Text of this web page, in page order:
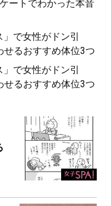
ートでわかった本音
で女性がドン引
せるおすすめ体位3つ
で女性がドン引
せるおすすめ体位3つ